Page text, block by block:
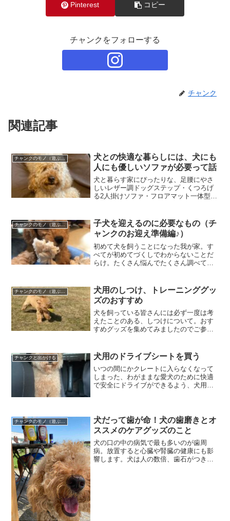
Pinterest コピー
チャンクをフォローする
チャンク
関連記事
チャンクのモノ（遊ぶ、しつける、身に着ける）
犬との快適な暮らしには、犬にも
人にも優しいソファが必要って話
犬と暮らす家にぴったりな、足腰にやさ
しいレザー調ドッグステップ・くつろげ
る2人掛けソファ・フロアマット一体型ソ
ゃれなデザインも魅力。中型犬やシニア
犬にも安心な家具選びをサポートしま
す。
チャンクのモノ（遊ぶ、しつける、身に着ける）
子犬を迎えるのに必要なもの（チ
ャンクのお迎え準備編♪）
初めて犬を飼うことになった我が家。す
べてが初めてづくしでわからないことだ
らけ。たくさん悩んでたくさん調べてワ
犬用のしつけ、トレーニンググッ
ズのおすすめ
犬を飼っている皆さんには必ず一度は考
えたことのある、しつけについて。おす
すめグッズを集めてみましたのでご参考
チャンクと出かける 犬用のドライブシートを買う
いつの間にかクレートに入らなくなって
しまった、わがままな愛犬のために快適
で安全にドライブができるよう、犬用の
す。
犬だって歯が命！犬の歯磨きとオ
ススメのケアグッズのこと
犬の口の中の病気で最も多いのが歯周
病。放置すると心臓や腎臓の健康にも影
響します。犬は人の数倍、歯石がつきや